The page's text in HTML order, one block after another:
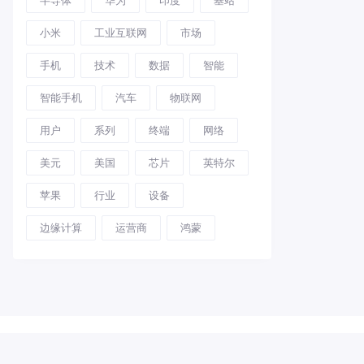
小米 工业互联网 市场
手机 技术 数据 智能
智能手机 汽车 物联网
用户 系列 终端 网络
美元 美国 芯片 英特尔
苹果 行业 设备
边缘计算 运营商 鸿蒙